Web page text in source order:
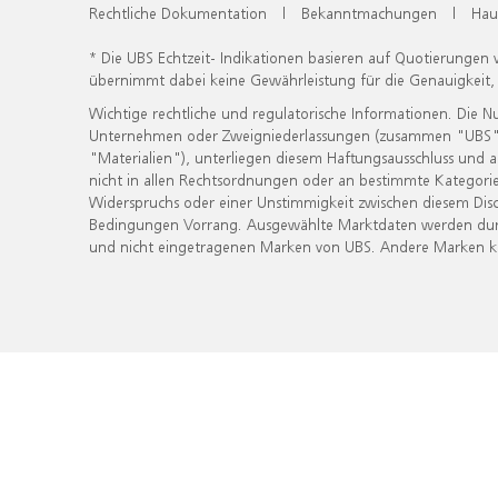
Rechtliche Dokumentation | Bekanntmachungen |
* Die UBS Echtzeit- Indikationen basieren auf
übernimmt dabei keine Gewährleistung für die
Wichtige rechtliche und regulatorische Informationen. Die
Unternehmen oder Zweigniederlassungen (zusammen
"Materialien"), unterliegen diesem Haftungsausschluss
nicht in allen Rechtsordnungen oder an bestimmte
Widerspruchs oder einer Unstimmigkeit zwischen diesem
Bedingungen Vorrang. Ausgewählte Marktdaten werden
und nicht eingetragenen Marken von UBS. Andere Marken